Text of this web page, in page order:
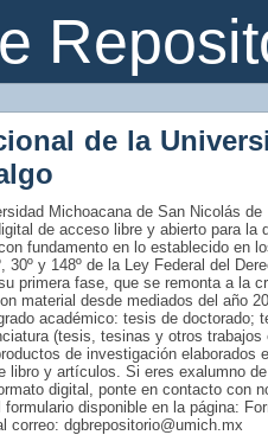
de la
Michoacana de San Nicolás
de acceso libre y abierto para la
fundamento en lo establecido en
y 148º de la Ley Federal del
primera fase, que se remonta a la
material desde mediados del año
académico: tesis de doctorado;
(tesis, tesinas y otros
de investigación elaborados
y artículos. Si eres exalumno
digital, ponte en contacto con
disponible en la página:
correo: dgbrepositorio@umich.mx